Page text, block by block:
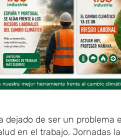
dejado de ser un
en el trabajo. Jornadas